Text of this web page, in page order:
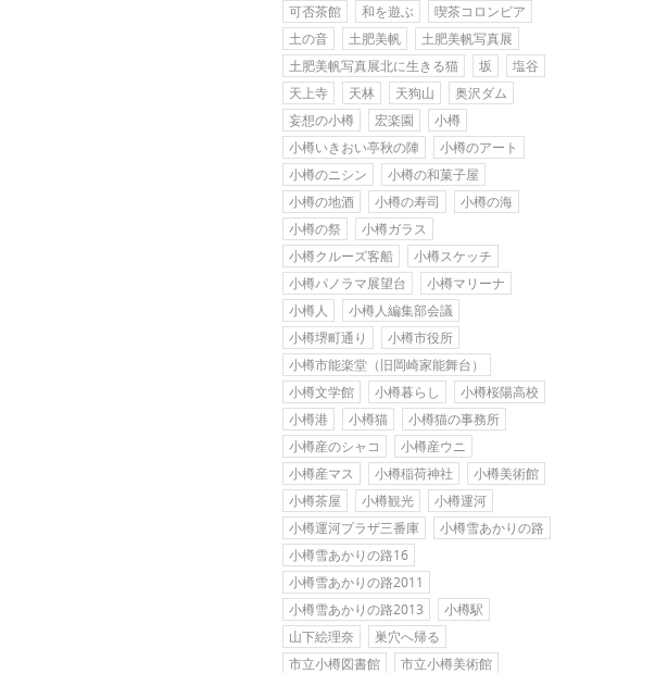
可否茶館
和を遊ぶ
喫茶コロンビア
土の音
土肥美帆
土肥美帆写真展
土肥美帆写真展北に生きる猫
坂
塩谷
天上寺
天林 天狗山
奥沢ダム
妄想の小樽
宏楽園
小樽
小樽いきおい亭秋の陣
小樽のアート
小樽のニシン
小樽の和菓子屋
小樽の地酒
小樽の寿司
小樽の海
小樽の祭
小樽ガラス
小樽クルーズ客船
小樽スケッチ
小樽パノラマ展望台
小樽マリーナ
小樽人
小樽人編集部会議
小樽堺町通り
小樽市役所
小樽市能楽堂（旧岡崎家能舞台）
小樽文学館
小樽暮らし
小樽桜陽高校
小樽港
小樽猫
小樽猫の事務所
小樽産のシャコ
小樽産ウニ
小樽産マス
小樽稲荷神社
小樽美術館
小樽茶屋
小樽観光
小樽運河
小樽運河プラザ三番庫
小樽雪あかりの路
小樽雪あかりの路16
小樽雪あかりの路2011
小樽雪あかりの路2013
小樽駅
山下絵理奈
巣穴へ帰る
市立小樽図書館
市立小樽美術館